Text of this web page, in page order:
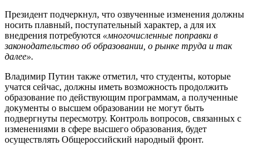
Президент подчеркнул, что озвученные изменения должны
носить плавный, поступательный характер, а для их
внедрения потребуются «многочисленные поправки в
законодательство об образовании, о рынке труда и так
далее».
Владимир Путин также отметил, что студенты, которые
учатся сейчас, должны иметь возможность продолжить
образование по действующим программам, а полученные
документы о высшем образовании не могут быть
подвергнуты пересмотру. Контроль вопросов, связанных с
изменениями в сфере высшего образования, будет
осуществлять Общероссийский народный фронт.